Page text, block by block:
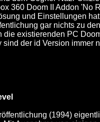
360 Doom II Addon 'No
und Einstellungen
gar nichts zu
die existierenden PC
der id Version immer
(1994)